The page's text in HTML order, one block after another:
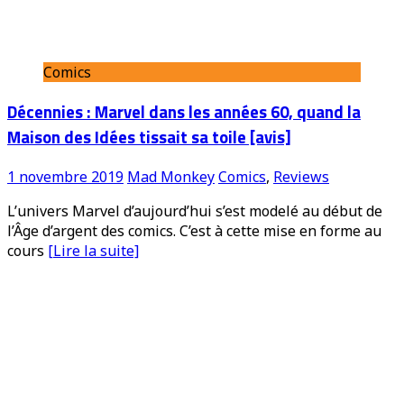
Comics
Décennies : Marvel dans les années 60, quand la
Maison des Idées tissait sa toile [avis]
1 novembre 2019 Mad MonkeyComics, Reviews
L’univers Marvel d’aujourd’hui s’est modelé au début de
l’Âge d’argent des comics. C’est à cette mise en forme au
cours [Lire la suite]